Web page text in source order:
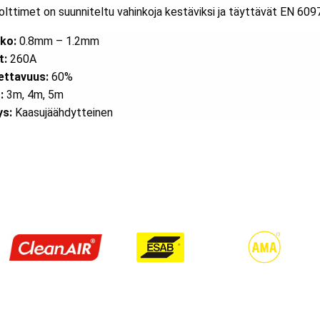
on suunniteltu vahinkoja kestäviksi ja täyttävät EN
0.8mm – 1.2mm
260A
60%
3m, 4m, 5m
Kaasujäähdytteinen